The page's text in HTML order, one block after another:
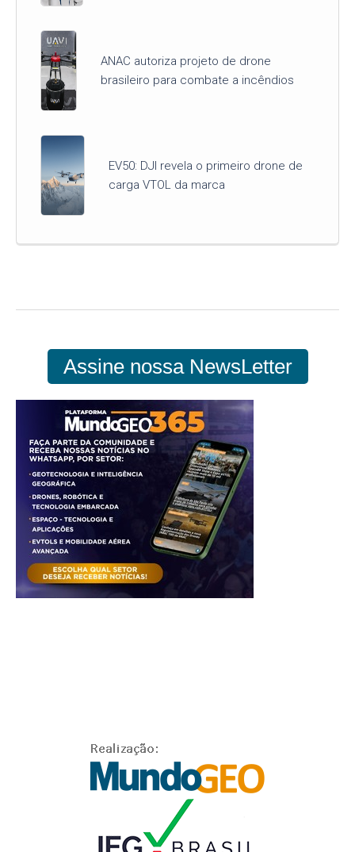
ANAC autoriza projeto de drone
brasileiro para combate a incêndios
EV50: DJI revela o primeiro drone de
carga VTOL da marca
Assine nossa NewsLetter